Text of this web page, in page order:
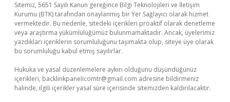
Sitemiz, 5651 Sayılı Kanun gereğince Bilgi Teknolojileri ve İletişim
Kurumu (BTK) tarafından onaylanmış bir Yer Sağlayıcı olarak hizmet
vermektedir. Bu nedenle, sitedeki içerikleri proaktif olarak denetleme
veya araştırma yükümlülüğümüz bulunmamaktadır. Ancak, üyelerimiz
yazdıkları içeriklerin sorumluluğunu taşımakta olup, siteye üye olarak
bu sorumluluğu kabul etmiş sayılırlar.
Hukuka ve yasal düzenlemelere aykırı olduğunu düşündüğünüz
içerikleri, backlinkpanelicomtr@gmail.com adresine bildirmeniz
halinde, ilgili içerikler yasal süre içerisinde sitemizden kaldırılacaktır.